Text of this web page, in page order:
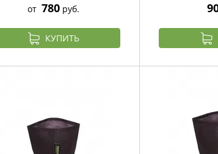
от 780руб.
КУПИТЬ